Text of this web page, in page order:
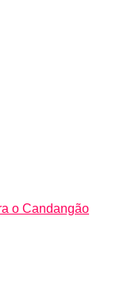
o Candangão